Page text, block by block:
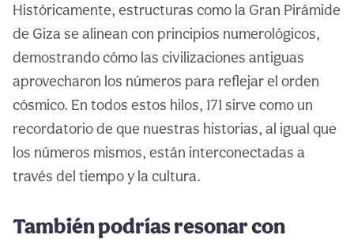
Históricamente, estructuras como la Gran Pirámide
de Giza se alinean con principios numerológicos,
demostrando cómo las civilizaciones antiguas
aprovecharon los números para reflejar el orden
cósmico. En todos estos hilos, 171 sirve como un
recordatorio de que nuestras historias, al igual que
los números mismos, están interconectadas a
través del tiempo y la cultura.
También podrías resonar con